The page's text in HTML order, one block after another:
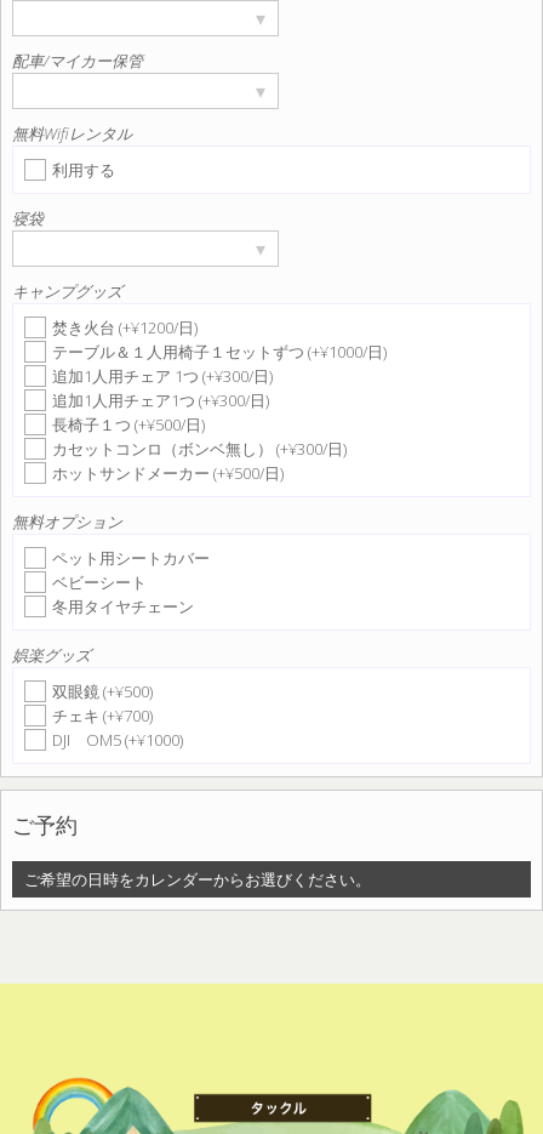
▾
配車/マイカー保管
▾
無料Wifiレンタル
利用する
寝袋
▾
キャンプグッズ
焚き火台 (+¥1200/日)
テーブル＆１人用椅子１セットずつ (+¥1000/日)
追加1人用チェア 1つ (+¥300/日)
追加1人用チェア1つ (+¥300/日)
長椅子１つ (+¥500/日)
カセットコンロ（ボンベ無し） (+¥300/日)
ホットサンドメーカー (+¥500/日)
無料オプション
ペット用シートカバー
ベビーシート
冬用タイヤチェーン
娯楽グッズ
双眼鏡 (+¥500)
チェキ (+¥700)
DJI OM5 (+¥1000)
ご予約
ご希望の日時をカレンダーからお選びください。